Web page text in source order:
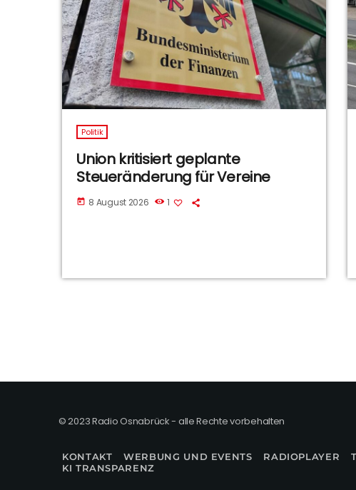
Politik
Union kritisiert geplante
Steueränderung für Vereine
today 8 August 2026 1
© 2023 Radio Osnabrück - alle Rechte vorbehalten
KONTAKT WERBUNG UND EVENTS RADIOPLAYER
KI TRANSPARENZ